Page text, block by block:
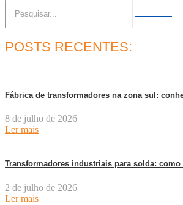
POSTS RECENTES:
Fábrica de transformadores na zona sul:
8 de julho de 2026
Ler mais
Transformadores industriais para solda:
2 de julho de 2026
Ler mais